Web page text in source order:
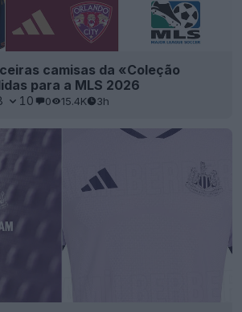
camisas da «Coleção
para a MLS 2026
10 0 15.4K 3h